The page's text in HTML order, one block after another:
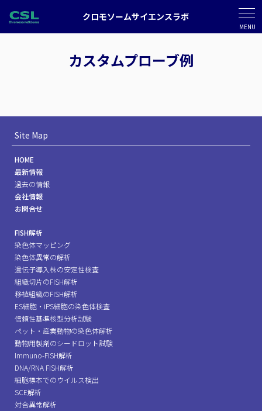
クロモソームサイエンスラボ
MENU
カスタムプローブ例
Site Map
HOME
最新情報
過去の情報
会社情報
お問合せ
FISH解析
染色体マッピング
染色体異常の解析
遺伝子導入株の安定性検査
組織切片のFISH解析
移植組織のFISH解析
ES細胞・iPS細胞の染色体検査
信頼性基準核型分析試験
ペット・産業動物の染色体解析
動物用製剤のシードロット試験
Immuno-FISH解析
DNA/RNA FISH解析
細胞標本でのウイルス検出
SCE解析
対合異常解析